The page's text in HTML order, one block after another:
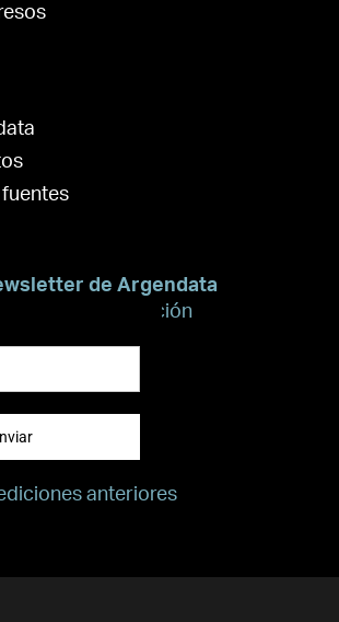
de Argendata
recibir información
anteriores